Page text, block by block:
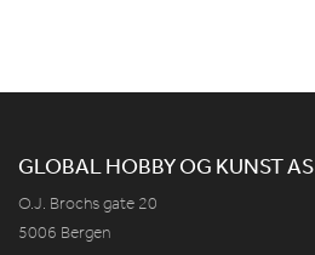
GLOBAL HOBBY OG KUNST AS
O.J. Brochs gate 20
5006 Bergen